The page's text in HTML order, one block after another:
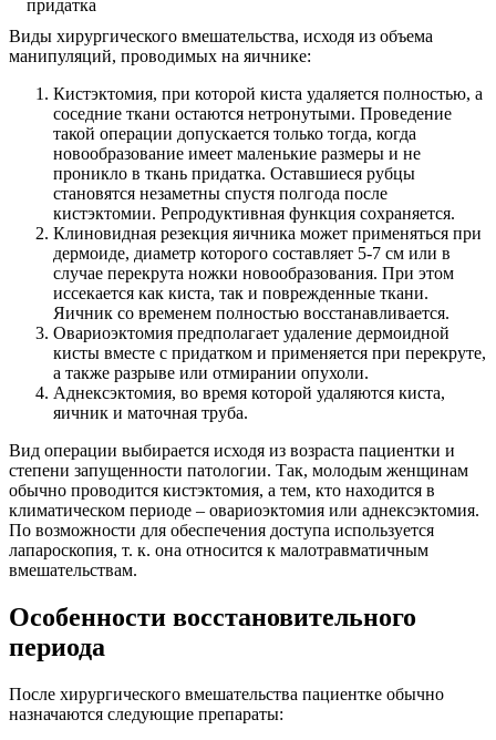
Виды хирургического вмешательства, исходя из объема
манипуляций, проводимых на яичнике:
Кистэктомия, при которой киста удаляется полностью, а
соседние ткани остаются нетронутыми. Проведение
такой операции допускается только тогда, когда
новообразование имеет маленькие размеры и не
проникло в ткань придатка. Оставшиеся рубцы
становятся незаметны спустя полгода после
кистэктомии. Репродуктивная функция сохраняется.
Клиновидная резекция яичника может применяться при
дермоиде, диаметр которого составляет 5-7 см или в
случае перекрута ножки новообразования. При этом
иссекается как киста, так и поврежденные ткани.
Яичник со временем полностью восстанавливается.
Овариоэктомия предполагает удаление дермоидной
кисты вместе с придатком и применяется при перекруте,
а также разрыве или отмирании опухоли.
Аднексэктомия, во время которой удаляются киста,
яичник и маточная труба.
Вид операции выбирается исходя из возраста пациентки и
степени запущенности патологии. Так, молодым женщинам
обычно проводится кистэктомия, а тем, кто находится в
климатическом периоде – овариоэктомия или аднексэктомия.
По возможности для обеспечения доступа используется
лапароскопия, т. к. она относится к малотравматичным
вмешательствам.
Особенности восстановительного
периода
После хирургического вмешательства пациентке обычно
назначаются следующие препараты: